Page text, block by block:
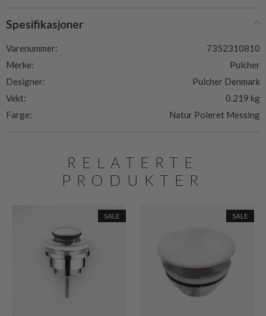
Spesifikasjoner
Varenummer:
7352310810
Merke:
Pulcher
Designer:
Pulcher Denmark
Vekt:
0.219 kg
Farge:
Natur Poleret Messing
RELATERTE
PRODUKTER
SALE SALE